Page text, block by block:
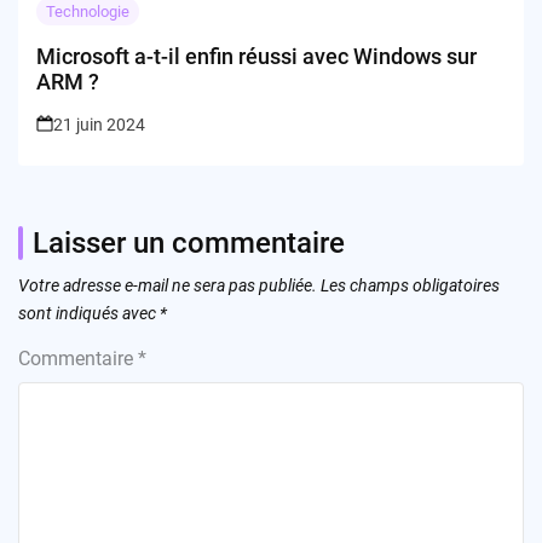
Technologie
Microsoft a-t-il enfin réussi avec Windows sur
ARM ?
21 juin 2024
Laisser un commentaire
Votre adresse e-mail ne sera pas publiée. Les champs obligatoires
sont indiqués avec *
Commentaire *